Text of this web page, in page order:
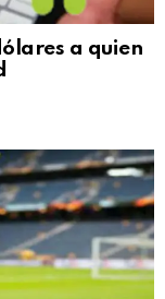
a quien